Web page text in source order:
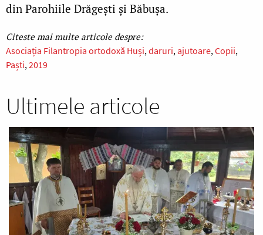
din Parohiile Drăgești și Băbușa.
Asociația Filantropia ortodoxă Huși daruri ajutoare Copii
Paști 2019
Ultimele articole